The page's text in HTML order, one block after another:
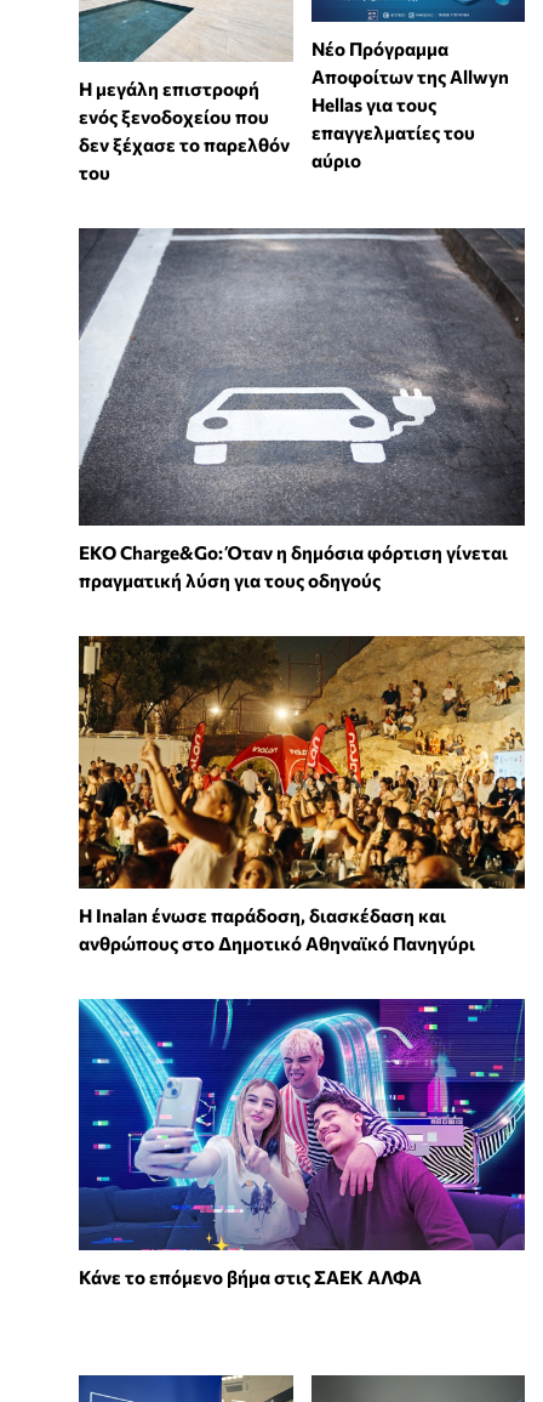
Η μεγάλη επιστροφή
ενός ξενοδοχείου που
δεν ξέχασε το παρελθόν
του
Νέο Πρόγραμμα
Αποφοίτων της Allwyn
Hellas για τους
επαγγελματίες του
αύριο
EKO Charge&Go: Όταν η δημόσια φόρτιση γίνεται
πραγματική λύση για τους οδηγούς
Η Inalan ένωσε παράδοση, διασκέδαση και
ανθρώπους στο Δημοτικό Αθηναϊκό Πανηγύρι
Κάνε το επόμενο βήμα στις ΣΑΕΚ ΑΛΦΑ